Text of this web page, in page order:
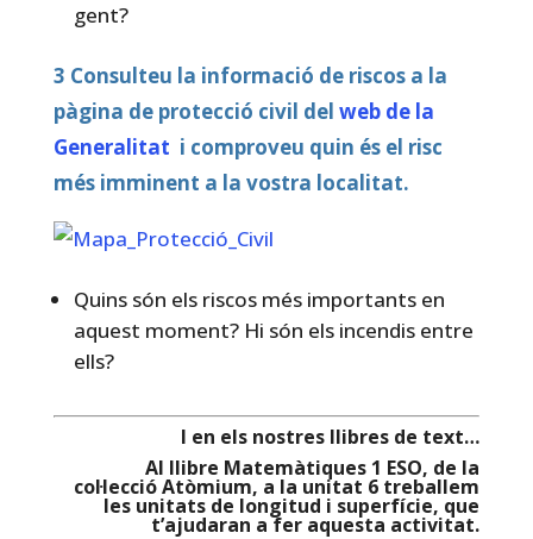
gent?
3 Consulteu la informació de riscos a la
pàgina de protecció civil del web de la
Generalitat i comproveu quin és el risc
més imminent a la vostra localitat.
Quins són els riscos més importants en
aquest moment? Hi són els incendis entre
ells?
I en els nostres llibres de text…
Al llibre Matemàtiques 1 ESO, de la
col·lecció Atòmium, a la unitat 6 treballem
les unitats de longitud i superfície, que
t’ajudaran a fer aquesta activitat.